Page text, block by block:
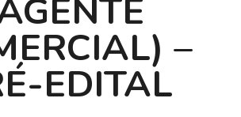
–
EDITAL